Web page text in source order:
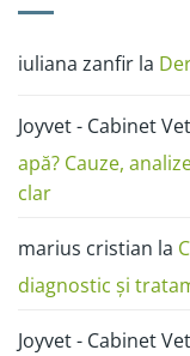
cum
o
alergie
sau
iuliana zanfir la
Joyvet - Cabinet
apă? Cauze,
clar
marius cristian la
diagnostic și
Joyvet - Cabinet